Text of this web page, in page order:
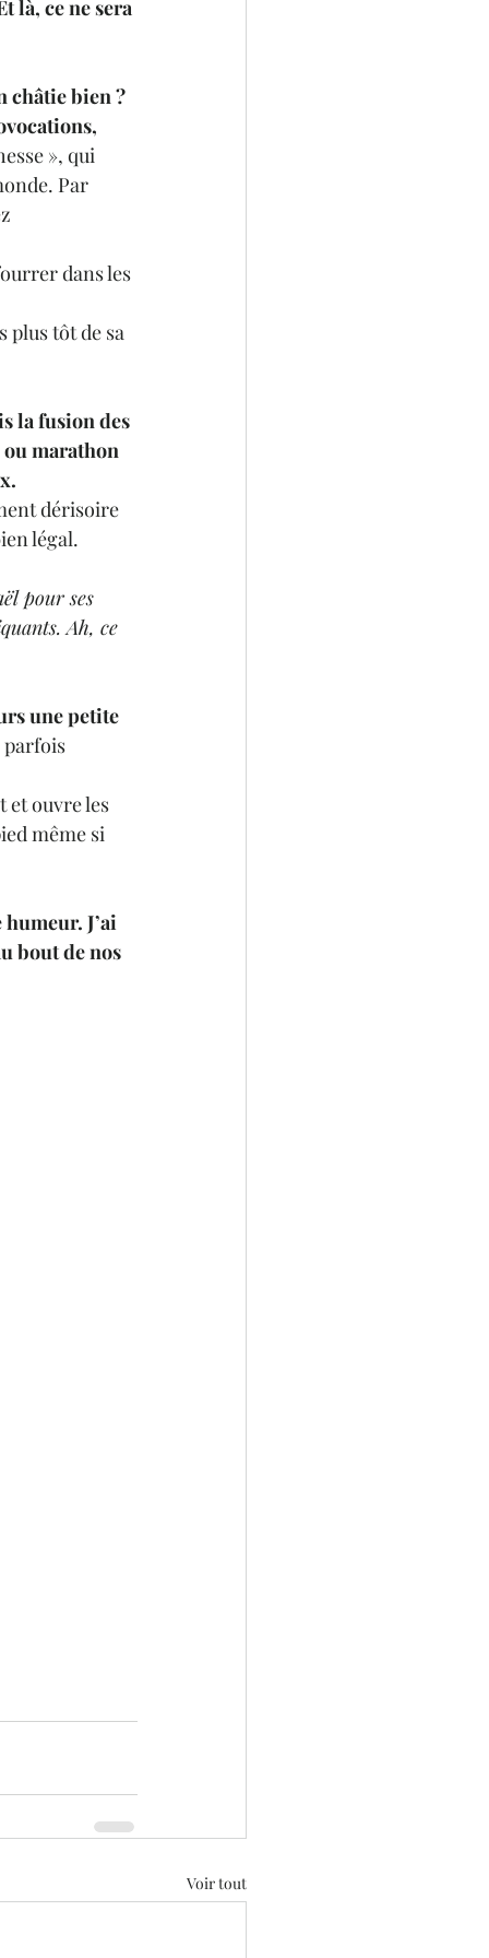
là, ce ne sera
châtie bien ?
», qui
Par
dans les
plus tôt de sa
la fusion des
ou marathon
dérisoire
légal.
pour ses
Ah, ce
une petite
parfois
et ouvre les
même si
humeur. J’ai
bout de nos
Voir tout